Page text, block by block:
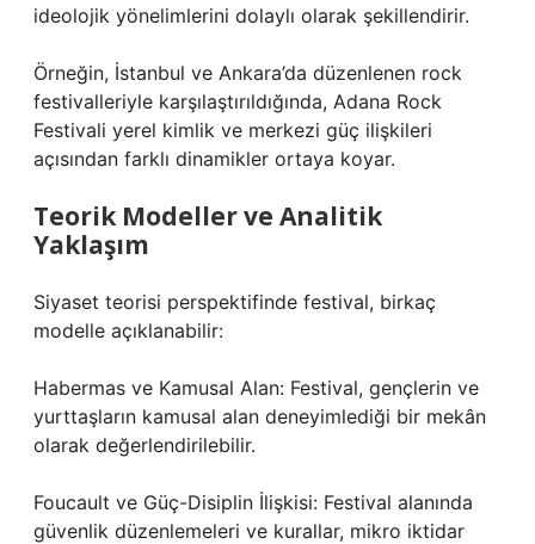
ideolojik yönelimlerini dolaylı olarak şekillendirir.
Örneğin, İstanbul ve Ankara’da düzenlenen rock
festivalleriyle karşılaştırıldığında, Adana Rock
Festivali yerel kimlik ve merkezi güç ilişkileri
açısından farklı dinamikler ortaya koyar.
Teorik Modeller ve Analitik
Yaklaşım
Siyaset teorisi perspektifinde festival, birkaç
modelle açıklanabilir:
Habermas ve Kamusal Alan: Festival, gençlerin ve
yurttaşların kamusal alan deneyimlediği bir mekân
olarak değerlendirilebilir.
Foucault ve Güç-Disiplin İlişkisi: Festival alanında
güvenlik düzenlemeleri ve kurallar, mikro iktidar